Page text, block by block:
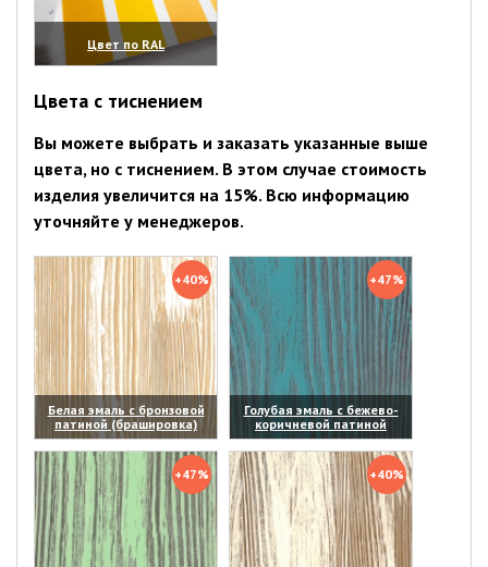
Цвет по RAL
(увеличить)
Цвета с тиснением
Вы можете выбрать и заказать указанные выше
цвета, но с тиснением. В этом случае стоимость
изделия увеличится на 15%. Всю информацию
уточняйте у менеджеров.
+40%
Белая эмаль с бронзовой
патиной (брашировка)
(увеличить)
+47%
Голубая эмаль с бежево-
коричневой патиной
(увеличить)
+47%
+40%